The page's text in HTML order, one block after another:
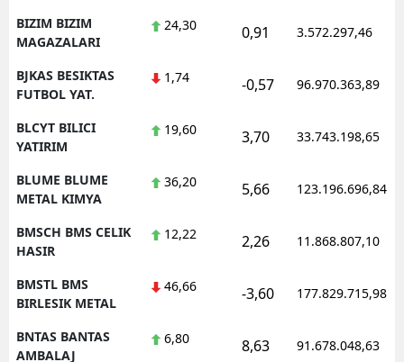
BIZIM BIZIM
MAGAZALARI
24,30 0,91 3.572.297,46
BJKAS BESIKTAS
FUTBOL YAT.
1,74 -0,57 96.970.363,89
BLCYT BILICI
YATIRIM
19,60 3,70 33.743.198,65
BLUME BLUME
METAL KIMYA
36,20 5,66 123.196.696,84
BMSCH BMS CELIK
HASIR
12,22 2,26 11.868.807,10
BMSTL BMS
BIRLESIK METAL
46,66 -3,60 177.829.715,98
BNTAS BANTAS
AMBALAJ
6,80 8,63 91.678.048,63